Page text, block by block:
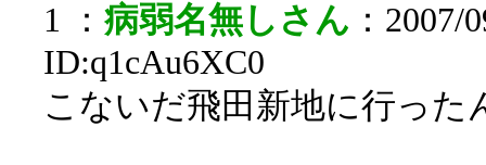
1 ： 病弱名無しさん ：2007/
ID:q1cAu6XC0
こないだ飛田新地に行った